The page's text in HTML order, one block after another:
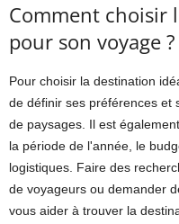
Comment choisir
pour son voyage ?
Pour choisir la destination
de définir ses préférences et
de paysages. Il est
la période de l'année, le
logistiques. Faire des
de voyageurs ou demander
vous aider à trouver la